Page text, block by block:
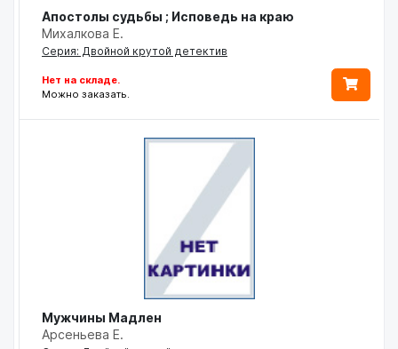
Апостолы судьбы ; Исповедь на краю
Михалкова Е.
Серия: Двойной крутой детектив
Нет на складе.
Можно заказать.
Мужчины Мадлен
Арсеньева Е.